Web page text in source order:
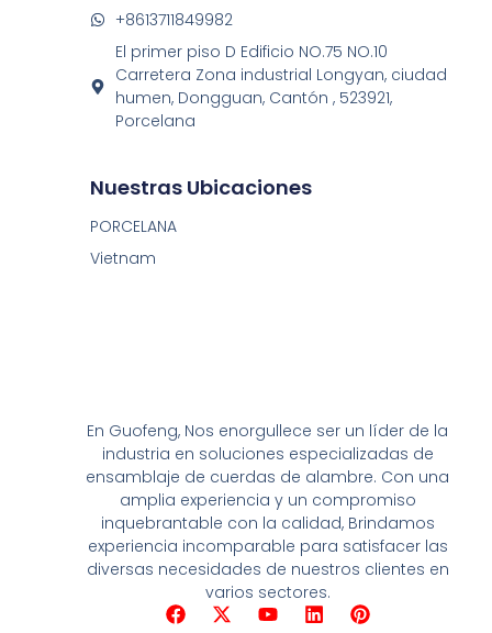
En Guofeng, Nos enorgullece ser un líder de la
industria en soluciones especializadas de
ensamblaje de cuerdas de alambre. Con una
amplia experiencia y un compromiso
inquebrantable con la calidad, Brindamos
experiencia incomparable para satisfacer las
diversas necesidades de nuestros clientes en
varios sectores.
F
X
Y
L
P
+8613711849982
El primer piso D Edificio NO.75 NO.10
Carretera Zona industrial Longyan, ciudad
humen, Dongguan, Cantón , 523921,
Porcelana
Nuestras Ubicaciones
PORCELANA
Vietnam